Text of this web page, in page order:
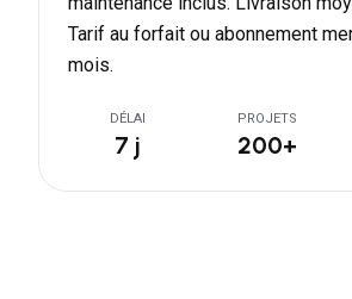
Tarif au forfait ou abonnement
mois.
DÉLAI
7 j
PROJETS
200+